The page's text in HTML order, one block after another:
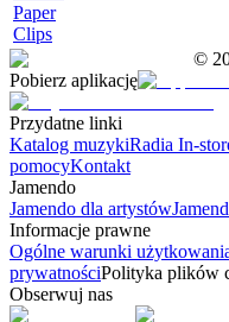
Paper
Clips
©
Pobierz aplikację
Przydatne linki
Katalog muzykiRadia In-
pomocyKontakt
Jamendo
Jamendo dla artystów
Informacje prawne
Ogólne warunki
prywatnościPolityka plików
Obserwuj nas